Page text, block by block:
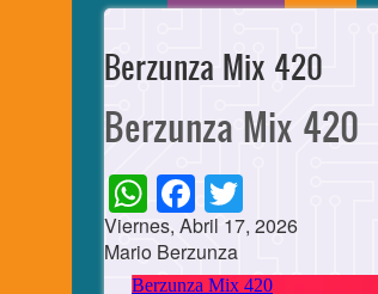
Berzunza Mix 420
Berzunza Mix 420
WhatsApp
Facebook
Viernes, Abril 17, 2026
Mario Berzunza
Cuerpo